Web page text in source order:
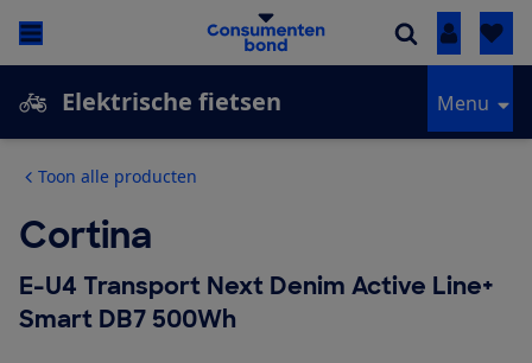
Inloggen
Elektrische fietsen Menu
Toon alle producten
Cortina
E-U4 Transport Next Denim Active Line+
Smart DB7 500Wh